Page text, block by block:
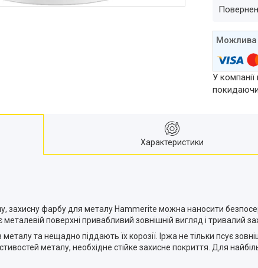
У
Характеристики
захисну фарбу для металу Hammerite можна наносити
поверхні привабливий зовнішній вигляд і тривалий
та нещадно піддають їх корозії. Іржа не тільки псує
металу, необхідне стійке захисне покриття. Для